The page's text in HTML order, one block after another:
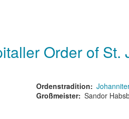
Order of
Ordenstradition
Großmeister
Sandor